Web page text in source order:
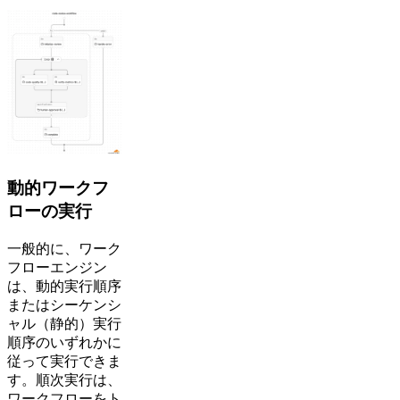
動的ワークフ
ローの実行
一般的に、ワーク
フローエンジン
は、動的実行順序
またはシーケンシ
ャル（静的）実行
順序のいずれかに
従って実行できま
す。順次実行は、